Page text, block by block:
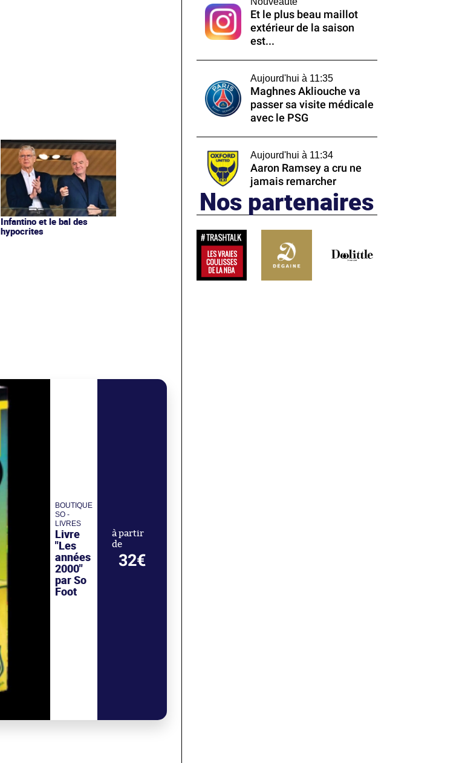
Infantino et le bal des
hypocrites
BOUTIQUE
SO -
LIVRES
Livre
"Les
années
2000"
par So
Foot
à partir
de
32€
Et le plus beau maillot
extérieur de la saison
est...
Aujourd'hui à 11:35
Maghnes Akliouche va
passer sa visite médicale
avec le PSG
Aujourd'hui à 11:34
Aaron Ramsey a cru ne
jamais remarcher
Nos partenaires